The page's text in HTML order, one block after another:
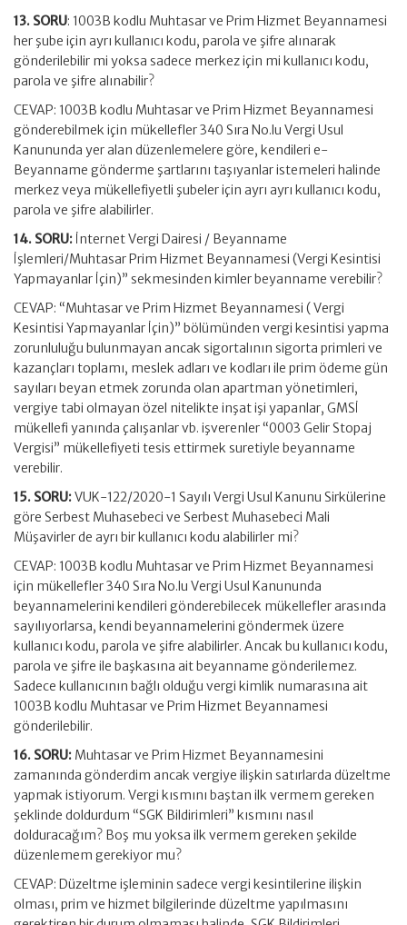
13. SORU: 1003B kodlu Muhtasar ve Prim Hizmet Beyannamesi
her şube için ayrı kullanıcı kodu, parola ve şifre alınarak
gönderilebilir mi yoksa sadece merkez için mi kullanıcı kodu,
parola ve şifre alınabilir?
CEVAP: 1003B kodlu Muhtasar ve Prim Hizmet Beyannamesi
gönderebilmek için mükellefler 340 Sıra No.lu Vergi Usul
Kanununda yer alan düzenlemelere göre, kendileri e-
Beyanname gönderme şartlarını taşıyanlar istemeleri halinde
merkez veya mükellefiyetli şubeler için ayrı ayrı kullanıcı kodu,
parola ve şifre alabilirler.
14. SORU: İnternet Vergi Dairesi / Beyanname
İşlemleri/Muhtasar Prim Hizmet Beyannamesi (Vergi Kesintisi
Yapmayanlar İçin)” sekmesinden kimler beyanname verebilir?
CEVAP: “Muhtasar ve Prim Hizmet Beyannamesi ( Vergi
Kesintisi Yapmayanlar İçin)” bölümünden vergi kesintisi yapma
zorunluluğu bulunmayan ancak sigortalının sigorta primleri ve
kazançları toplamı, meslek adları ve kodları ile prim ödeme gün
sayıları beyan etmek zorunda olan apartman yönetimleri,
vergiye tabi olmayan özel nitelikte inşat işi yapanlar, GMSİ
mükellefi yanında çalışanlar vb. işverenler “0003 Gelir Stopaj
Vergisi” mükellefiyeti tesis ettirmek suretiyle beyanname
verebilir.
15. SORU:VUK-122/2020-1 Sayılı Vergi Usul Kanunu Sirkülerine
göre Serbest Muhasebeci ve Serbest Muhasebeci Mali
Müşavirler de ayrı bir kullanıcı kodu alabilirler mi?
CEVAP: 1003B kodlu Muhtasar ve Prim Hizmet Beyannamesi
için mükellefler 340 Sıra No.lu Vergi Usul Kanununda
beyannamelerini kendileri gönderebilecek mükellefler arasında
sayılıyorlarsa, kendi beyannamelerini göndermek üzere
kullanıcı kodu, parola ve şifre alabilirler. Ancak bu kullanıcı kodu,
parola ve şifre ile başkasına ait beyanname gönderilemez.
Sadece kullanıcının bağlı olduğu vergi kimlik numarasına ait
1003B kodlu Muhtasar ve Prim Hizmet Beyannamesi
gönderilebilir.
16. SORU: Muhtasar ve Prim Hizmet Beyannamesini
zamanında gönderdim ancak vergiye ilişkin satırlarda düzeltme
yapmak istiyorum. Vergi kısmını baştan ilk vermem gereken
şeklinde doldurdum “SGK Bildirimleri” kısmını nasıl
dolduracağım? Boş mu yoksa ilk vermem gereken şekilde
düzenlemem gerekiyor mu?
CEVAP: Düzeltme işleminin sadece vergi kesintilerine ilişkin
olması, prim ve hizmet bilgilerinde düzeltme yapılmasını